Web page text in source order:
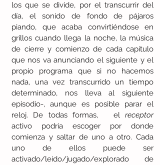
los que se divide, por el transcurrir del
día, el sonido de fondo de pájaros
piando, que acaba convirtiéndose en
grillos cuando llega la noche, la música
de cierre y comienzo de cada capítulo
que nos va anunciando el siguiente y el
propio programa que si no hacemos
nada, una vez transcurrido un tiempo
determinado, nos lleva al siguiente
episodio-, aunque es posible parar el
reloj. De todas formas,   el
receptor
activo podría escoger por donde
comienza y saltar de uno a otro. Cada
uno de ellos puede ser
activado/leído/jugado/explorado de